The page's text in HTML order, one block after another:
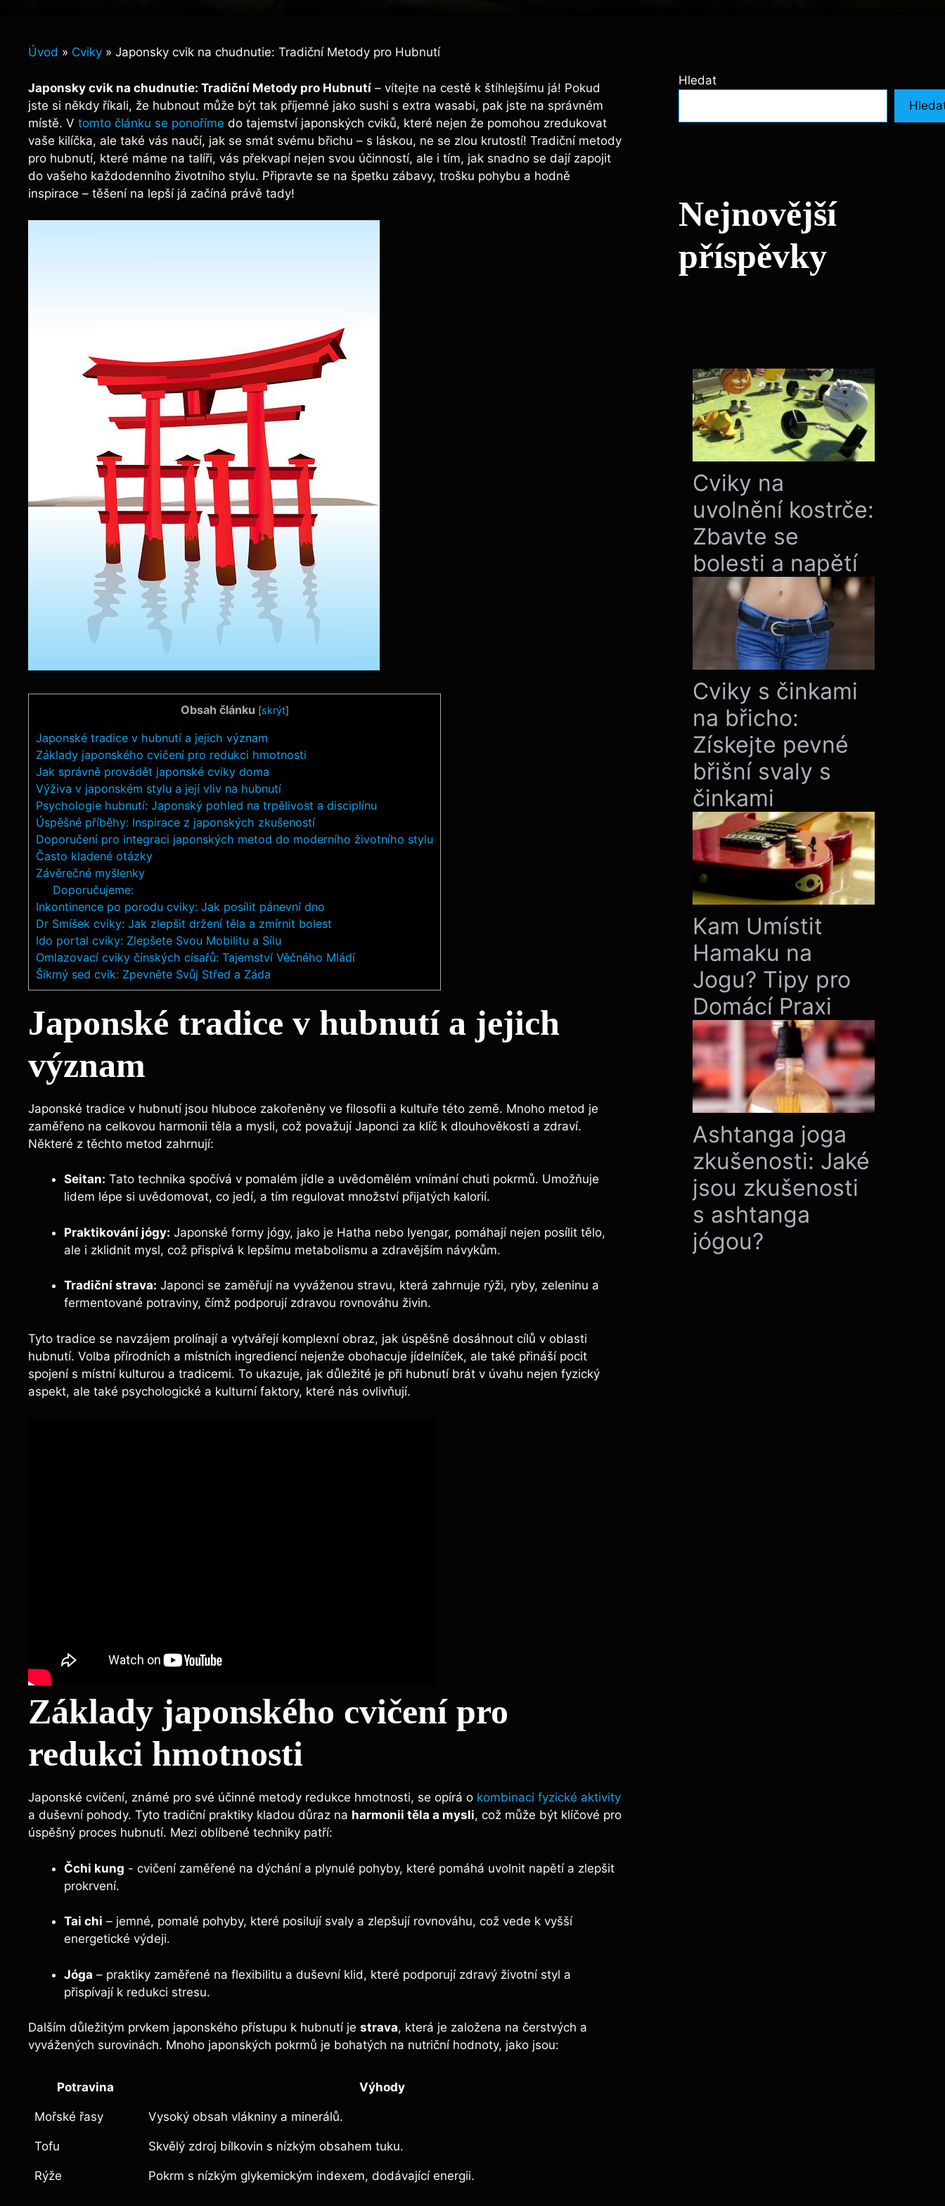
Úvod » Cviky » Japonsky cvik na chudnutie: Tradiční Metody pro Hubnutí
Japonsky ‍cvik na⁤ chudnutie:‌ Tradiční Metody pro Hubnutí – vítejte na ​cestě k štíhlejšímu já! Pokud
⁤jste si‌ někdy‌ říkali, že hubnout ⁣může ‍být ‌tak příjemné jako sushi⁣ s extra wasabi, pak ​jste na správném
místě. V tomto článku se ponoříme do tajemství japonských cviků, ⁣které ‍nejen že pomohou zredukovat
vaše⁤ kilíčka, ale také ‌vás naučí, jak se ‌smát ⁢svému břichu – s⁢ láskou, ⁣ne se zlou krutostí!⁤ Tradiční metody‍
pro ⁤hubnutí, ​které máme na talíři, vás překvapí nejen svou účinností, ale i ‍tím, jak snadno se⁣ dají‌ zapojit
do vašeho každodenního ‍životního stylu. Připravte se na⁤ špetku ⁣zábavy, trošku pohybu a hodně
inspirace – těšení‍ na lepší‌ já⁤ začíná právě tady!
Obsah článku [skrýt]
Japonské tradice v hubnutí⁣ a jejich význam
Základy japonského cvičení ⁤pro redukci⁤ hmotnosti
Jak správně provádět japonské‍ cviky doma
Výživa v ​japonském ⁣stylu a její vliv‌ na hubnutí
Psychologie hubnutí: Japonský ​pohled na trpělivost a disciplínu
Úspěšné příběhy: Inspirace z ‍japonských⁣ zkušeností
Doporučení pro integraci ⁣japonských metod do​ moderního životního stylu
Často kladené otázky
Závěrečné ⁤myšlenky
Doporučujeme:
Inkontinence po porodu cviky: Jak posílit pánevní dno
Dr Smíšek cviky: Jak zlepšit držení těla a zmírnit bolest
Ido portal cviky: Zlepšete Svou Mobilitu a Sílu
Omlazovací cviky čínských císařů: Tajemství Věčného Mládí
Šikmý sed cvik: Zpevněte Svůj Střed a Záda
Japonské tradice v hubnutí⁣ a jejich
význam
Japonské⁤ tradice ‍v⁢ hubnutí jsou hluboce⁤ zakořeněny ve filosofii a kultuře této‍ země. ​Mnoho metod je
⁢zaměřeno na celkovou harmonii⁢ těla a mysli, což ⁤považují Japonci za​ klíč k dlouhověkosti a zdraví.‌
Některé z těchto metod zahrnují:
Seitan: Tato technika spočívá‌ v pomalém ​jídle⁣ a uvědomělém vnímání chuti pokrmů.⁢ Umožňuje
lidem lépe si ⁤uvědomovat, co jedí, a tím regulovat​ množství ​přijatých kalorií.
Praktikování ⁣jógy: Japonské formy ⁢jógy, jako ⁣je⁣ Hatha nebo Iyengar,‍ pomáhají nejen posílit tělo,
⁣ale i zklidnit mysl,⁤ což přispívá ‍k ⁤lepšímu ​metabolismu a zdravějším​ návykům.
Tradiční strava: Japonci ⁤se zaměřují ⁢na vyváženou stravu, která zahrnuje ‍rýži, ryby, zeleninu a
fermentované potraviny,‌ čímž⁢ podporují zdravou rovnováhu ⁢živin.
Tyto tradice se navzájem prolínají a vytvářejí komplexní obraz, jak úspěšně dosáhnout cílů v oblasti
hubnutí. Volba přírodních a místních ingrediencí nejenže obohacuje jídelníček, ale také přináší pocit
spojení s místní kulturou a ​tradicemi. To ukazuje, ​jak důležité⁤ je​ při hubnutí brát v⁢ úvahu ‌nejen fyzický
aspekt,⁢ ale také psychologické a ⁤kulturní faktory, které nás ovlivňují.
Základy japonského cvičení ⁤pro
redukci⁤ hmotnosti
Japonské‌ cvičení, známé pro své​ účinné⁣ metody redukce hmotnosti, se opírá o kombinaci fyzické aktivity
a duševní ‌pohody.⁢ Tyto tradiční praktiky kladou důraz ‌na harmonii těla a mysli, což může být klíčové pro
úspěšný⁢ proces⁤ hubnutí.​ Mezi‍ oblíbené techniky patří:
Čchi ⁣kung ⁤-⁤ cvičení zaměřené na dýchání a ⁢plynulé pohyby, které pomáhá uvolnit napětí a⁣ zlepšit
prokrvení.
Tai ⁤chi – jemné, pomalé pohyby, které ‌posilují svaly‌ a zlepšují rovnováhu, což vede k vyšší
energetické výdeji.
Jóga – praktiky‍ zaměřené ‍na flexibilitu‍ a ​duševní klid, které ⁤podporují zdravý životní styl a
přispívají k redukci stresu.
Dalším důležitým prvkem japonského přístupu k hubnutí je strava, která je založena na čerstvých a
vyvážených surovinách. Mnoho japonských pokrmů je bohatých na⁤ nutriční hodnoty, jako jsou:
Potravina Výhody
Mořské řasy Vysoký obsah vlákniny a minerálů.
Tofu Skvělý⁣ zdroj bílkovin s‌ nízkým​ obsahem tuku.
Rýže Pokrm s ⁢nízkým glykemickým ⁤indexem, dodávající energii.
Hledat
Nejnovější
příspěvky
Cviky na
uvolnění kostrče:
Zbavte se
bolesti a napětí
Cviky s činkami
na břicho:
Získejte pevné
břišní svaly s
činkami
Kam Umístit
Hamaku na
Jogu? Tipy pro
Domácí Praxi
Ashtanga joga
zkušenosti: Jaké
jsou zkušenosti
s ashtanga
jógou?